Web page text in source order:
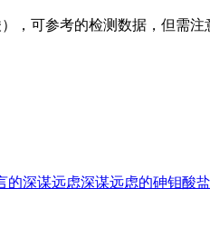
，可参考的检测数据，但需注
的深谋远虑深谋远虑的砷钼酸盐